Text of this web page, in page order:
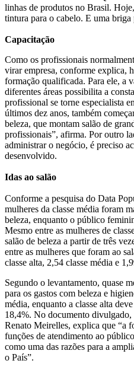
linhas de produtos no Brasil.
tintura para o cabelo. E uma
Capacitação
Como os profissionais
virar empresa, conforme explica,
formação qualificada. Para ele, a
diferentes áreas possibilita a
profissional se torne especialista
últimos dez anos, também
beleza, que montam salão de
profissionais”, afirma. Por outro
administrar o negócio, é preciso
desenvolvido.
Idas ao salão
Conforme a pesquisa do Data
mulheres da classe média foram
beleza, enquanto o público
Mesmo entre as mulheres de
salão de beleza a partir de três
entre as mulheres que foram ao
classe alta, 2,54 classe média e
Segundo o levantamento, quase
para os gastos com beleza e
média, enquanto a classe alta
18,4%. No documento
Renato Meirelles, explica que “a
funções de atendimento ao
como uma das razões para a
o País”.